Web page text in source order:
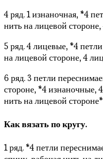
4 ряд. 1 изнаночная, *4
нить на лицевой
5 ряд. 4 лицевые, *4
на лицевой стороне, 4
6 ряд. 3 петли
стороне, *4 изнаночные,
нить на лицевой
Как вязать по кругу.
1 ряд. *4 петли